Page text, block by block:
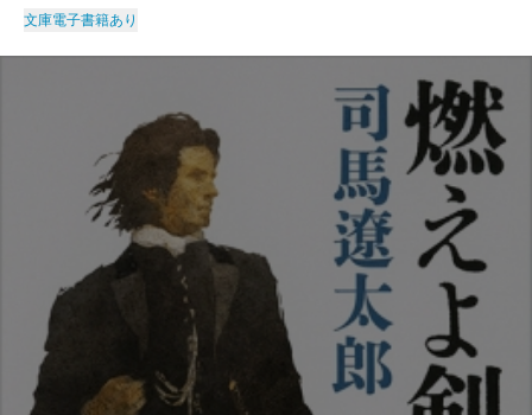
文庫電子書籍あり